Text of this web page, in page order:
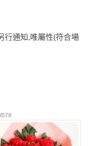
行通知,唯屬性(符合場